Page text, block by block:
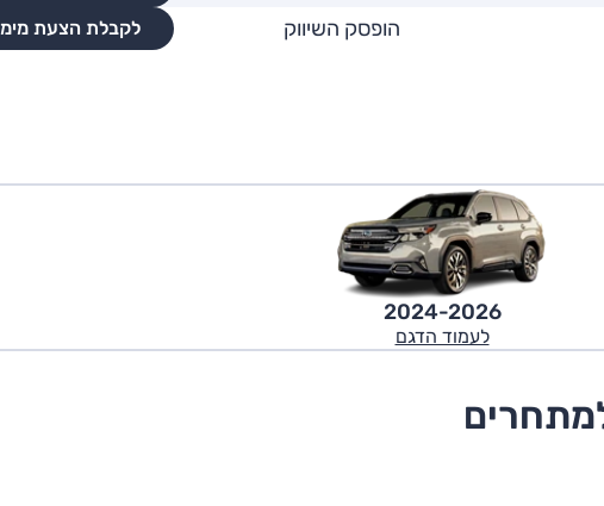
הופסק השיווק לקבלת הצעת
2024-2026
לעמוד הדגם